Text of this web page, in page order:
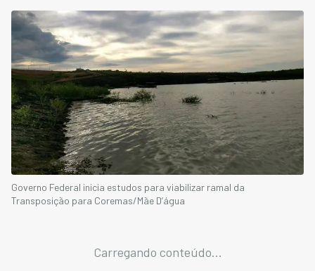
Governo Federal inicia estudos para viabilizar ramal da
Transposição para Coremas/Mãe D’água
Carregando conteúdo...